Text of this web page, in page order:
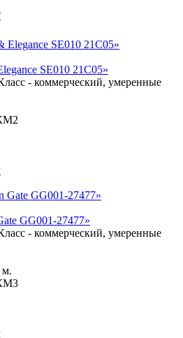
SE010 21C05»
- коммерческий, умеренные
GG001-27477»
- коммерческий, умеренные
м.